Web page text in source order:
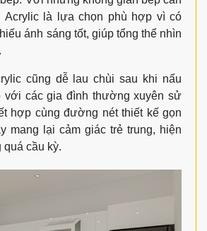
Acrylic là lựa chọn phù hợp vì có
ánh sáng tốt, giúp tổng thể nhìn
cũng dễ lau chùi sau khi nấu
với các gia đình thường xuyên sử
hợp cùng đường nét thiết kế gọn
mang lại cảm giác trẻ trung, hiện
cầu kỳ.